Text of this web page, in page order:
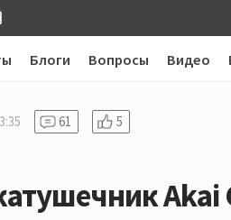
Блоги Вопросы Видео
61 5
Akai